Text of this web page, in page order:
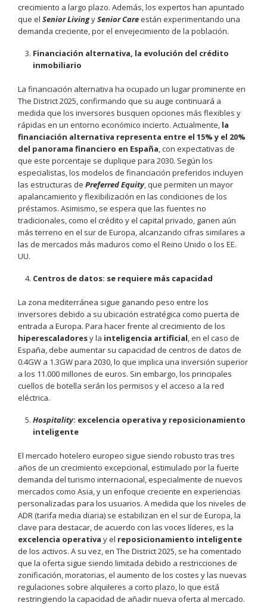
crecimiento a largo plazo. Además, los expertos han apuntado
que el Senior LivingySenior Careestán experimentando una
demanda creciente, por el envejecimiento de la población.
Financiación alternativa, la evolución del crédito
inmobiliario
La financiación alternativa ha ocupado un lugar prominente en
The District 2025, confirmando que su auge continuará a
medida que los inversores busquen opciones más flexibles y
rápidas en un entorno económico incierto. Actualmente, la
financiación alternativa representa entre el 15% y el 20%
del panorama financiero en España, con expectativas de
que este porcentaje se duplique para 2030. Según los
especialistas, los modelos de financiación preferidos incluyen
las estructuras de Preferred Equity, que permiten un mayor
apalancamiento y flexibilización en las condiciones de los
préstamos. Asimismo, se espera que las fuentes no
tradicionales, como el crédito y el capital privado, ganen aún
más terreno en el sur de Europa, alcanzando cifras similares a
las de mercados más maduros como el Reino Unido o los EE.
UU.
Centros de datos: se requiere más capacidad
La zona mediterránea sigue ganando peso entre los
inversores debido a su ubicación estratégica como puerta de
entrada a Europa. Para hacer frente al crecimiento de los
hiperescaladoresy la inteligencia artificial, en el caso de
España, debe aumentar su capacidad de centros de datos de
0.4GW a 1.3GW para 2030, lo que implica una inversión superior
a los 11.000 millones de euros. Sin embargo, los principales
cuellos de botella serán los permisos y el acceso a la red
eléctrica.
Hospitality: excelencia operativa y reposicionamiento
inteligente
El mercado hotelero europeo sigue siendo robusto tras tres
años de un crecimiento excepcional, estimulado por la fuerte
demanda del turismo internacional, especialmente de nuevos
mercados como Asia, y un enfoque creciente en experiencias
personalizadas para los usuarios. A medida que los niveles de
ADR (tarifa media diaria) se estabilizan en el sur de Europa, la
clave para destacar, de acuerdo con las voces líderes, es la
excelencia operativa y el reposicionamiento inteligente
de los activos. A su vez, en The District 2025, se ha comentado
que la oferta sigue siendo limitada debido a restricciones de
zonificación, moratorias, el aumento de los costes y las nuevas
regulaciones sobre alquileres a corto plazo, lo que está
restringiendo la capacidad de añadir nueva oferta al mercado.